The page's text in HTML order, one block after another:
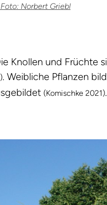
Norbert Griebl
Knollen und Früchte
. Weibliche Pflanzen
(Komischke 2021).